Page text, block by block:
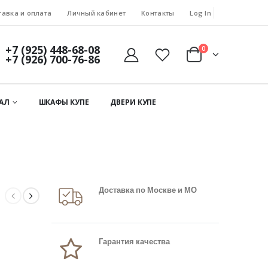
и оплата Личный кабинет Контакты Log In
+7 (925) 448-68-08
+7 (926) 700-76-86
0
ШКАФЫ КУПЕ ДВЕРИ КУПЕ
Доставка по Москве и МО
Гарантия качества